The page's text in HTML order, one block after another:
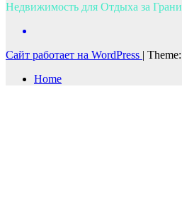
Недвижимость для Отдыха за
Сайт работает на WordPress |
Home